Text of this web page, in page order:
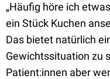
„Häufig höre ich
ein Stück Kuchen
Das bietet natürlich
Gewichtssituation zu
Patient:innen aber